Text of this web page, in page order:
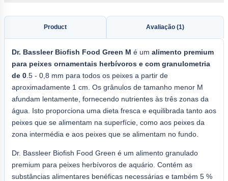
Product Avaliação (1)
Dr. Bassleer Biofish Food Green M é um alimento premium
para peixes ornamentais herbívoros e com granulometria
de 0 .5 - 0,8 mm para todos os peixes a partir de
aproximadamente 1 cm. Os grânulos de tamanho menor M
afundam lentamente, fornecendo nutrientes às três zonas da
água. Isto proporciona uma dieta fresca e equilibrada tanto aos
peixes que se alimentam na superfície, como aos peixes da
zona intermédia e aos peixes que se alimentam no fundo.
Dr. Bassleer Biofish Food Green é um alimento granulado
premium para peixes herbívoros de aquário. Contém as
substâncias alimentares benéficas necessárias e também 5 %